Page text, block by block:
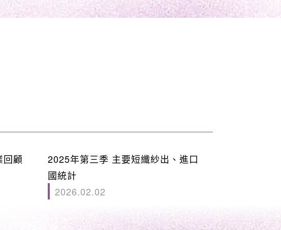
顧
2025年第三季 主要短纖紗出、進口
國統計
2026.02.02